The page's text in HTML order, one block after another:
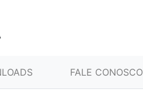
FALE CONOSCO